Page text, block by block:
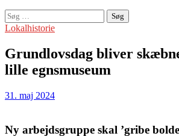
Søg
efter:
Lokalhistorie
Grundlovsdag bliver
lille egnsmuseum
31. maj 2024
Ny arbejdsgruppe skal ’gribe